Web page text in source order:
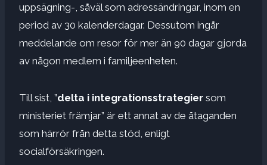
uppsägning-, såväl som adressändringar, inom en
period av 30 kalenderdagar. Dessutom ingår
meddelande om resor för mer än 90 dagar gjorda
av någon medlem i familjeenheten.
Till sist, ”delta i integrationsstrategier som
ministeriet främjar” är ett annat av de åtaganden
som härrör från detta stöd, enligt
socialförsäkringen.